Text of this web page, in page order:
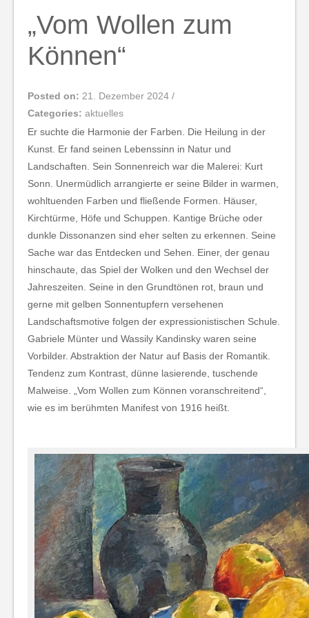
„Vom Wollen zum
Können“
Posted on: 21. Dezember 2024 /
Categories: aktuelles
Er suchte die Harmonie der Farben. Die Heilung in der
Kunst. Er fand seinen Lebenssinn in Natur und
Landschaften. Sein Sonnenreich war die Malerei: Kurt
Sonn. Unermüdlich arrangierte er seine Bilder in warmen,
wohltuenden Farben und fließende Formen. Häuser,
Kirchtürme, Höfe und Schuppen. Kantige Brüche oder
dunkle Dissonanzen sind eher selten zu erkennen. Seine
Sache war das Entdecken und Sehen. Einer, der genau
hinschaute, das Spiel der Wolken und den Wechsel der
Jahreszeiten. Seine in den Grundtönen rot, braun und
gerne mit gelben Sonnentupfern versehenen
Landschaftsmotive folgen der expressionistischen Schule.
Gabriele Münter und Wassily Kandinsky waren seine
Vorbilder. Abstraktion der Natur auf Basis der Romantik.
Tendenz zum Kontrast, dünne lasierende, tuschende
Malweise. „Vom Wollen zum Können voranschreitend“,
wie es im berühmten Manifest von 1916 heißt.